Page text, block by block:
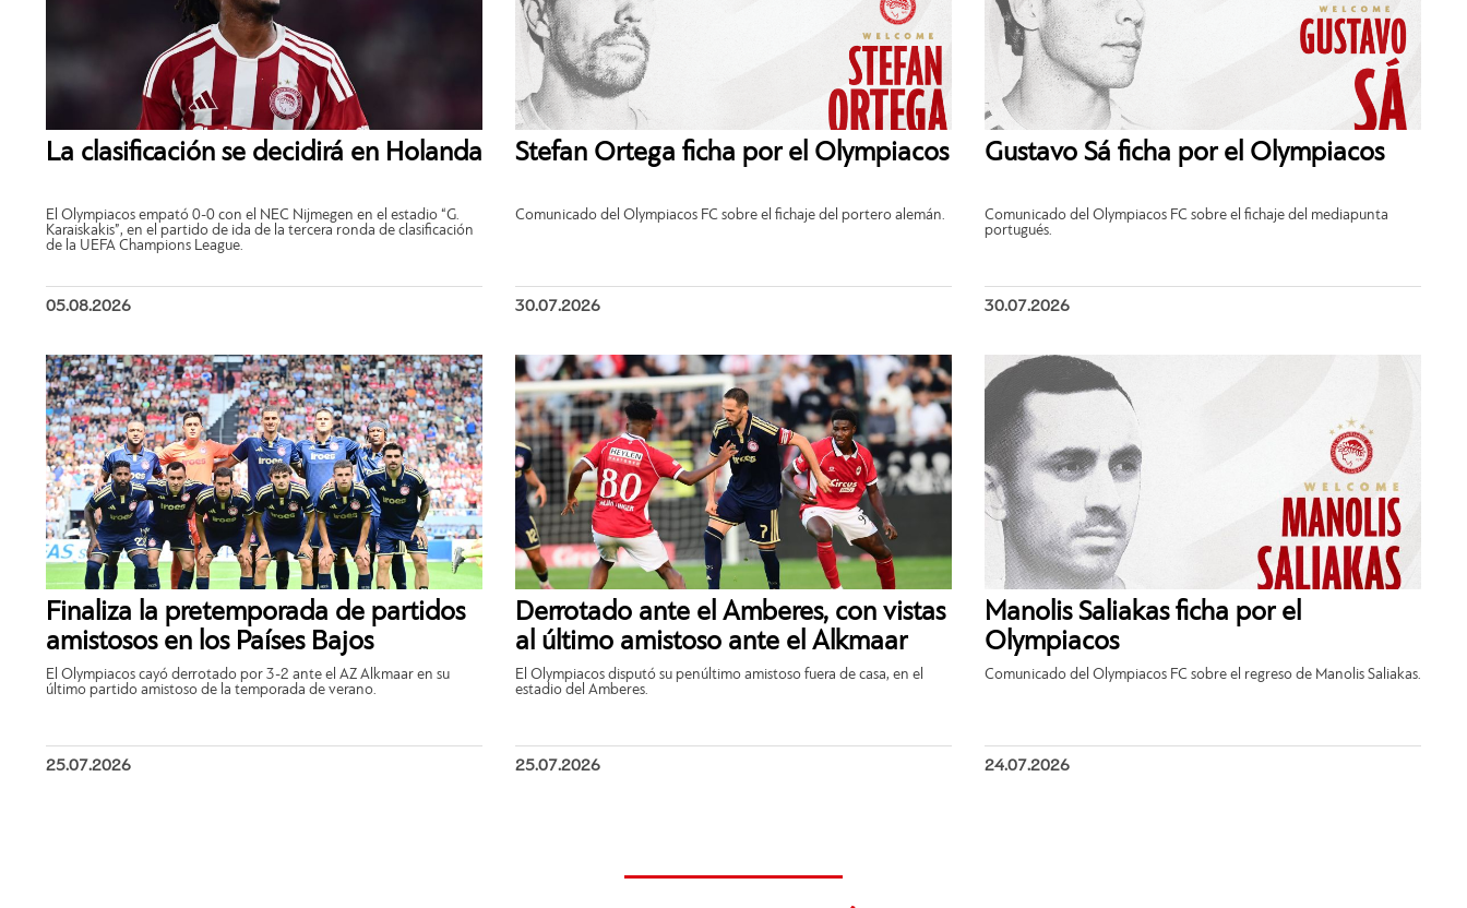
La clasificación se decidirá en Holanda
El Olympiacos empató 0-0 con el NEC Nijmegen en el estadio “G.
Karaiskakis”, en el partido de ida de la tercera ronda de clasificación
de la UEFA Champions League.
05.08.2026
Stefan Ortega ficha por el Olympiacos
Comunicado del Olympiacos FC sobre el fichaje del portero alemán.
30.07.2026
Gustavo Sá ficha por el Olympiacos
Comunicado del Olympiacos FC sobre el fichaje del mediapunta
portugués.
30.07.2026
Finaliza la pretemporada de partidos
amistosos en los Países Bajos
El Olympiacos cayó derrotado por 3-2 ante el AZ Alkmaar en su
último partido amistoso de la temporada de verano.
25.07.2026
Derrotado ante el Amberes, con vistas
al último amistoso ante el Alkmaar
El Olympiacos disputó su penúltimo amistoso fuera de casa, en el
estadio del Amberes.
25.07.2026
Manolis Saliakas ficha por el
Olympiacos
Comunicado del Olympiacos FC sobre el regreso de Manolis Saliakas.
24.07.2026